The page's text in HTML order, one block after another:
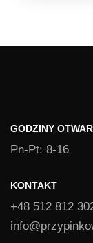
1,39 zł
GODZINY
Pn-Pt: 8-16
KONTAKT
+48 512 812